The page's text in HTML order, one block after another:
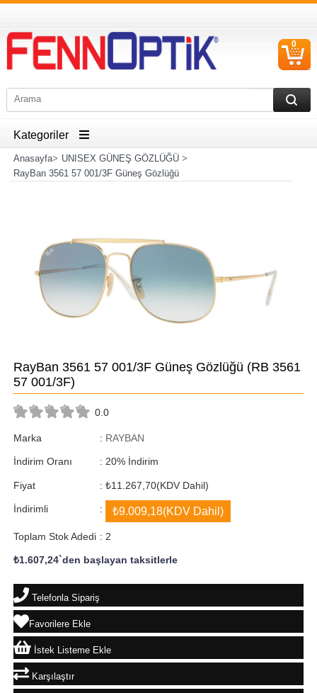
0
Kategoriler
Anasayfa> UNISEX GÜNEŞ GÖZLÜĞÜ>
RayBan 3561 57 001/3F Güneş Gözlüğü
RayBan 3561 57 001/3F Güneş Gözlüğü (RB 3561
57 001/3F)
0.0
Marka : RAYBAN
İndirim Oranı : %
20 İndirim
Fiyat : ₺11.267,70(KDV Dahil)
İndirimli : ₺9.009,18(KDV Dahil)
Toplam Stok Adedi : 2
₺1.607,24`den başlayan taksitlerle
Telefonla Sipariş
Favorilere Ekle
İstek Listeme Ekle
Karşılaştır